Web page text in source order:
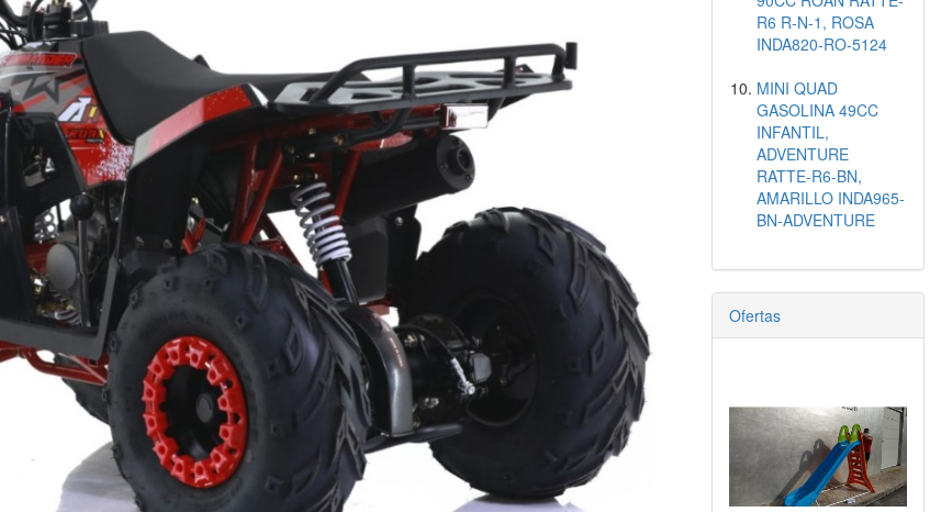
R6 R-N-1, ROSA
INDA820-RO-5124
MINI QUAD
GASOLINA 49CC
INFANTIL,
ADVENTURE
RATTE-R6-BN,
AMARILLO INDA965-
BN-ADVENTURE
Ofertas